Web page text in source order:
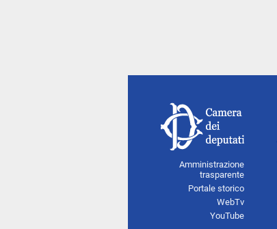
Amministrazione
trasparente
Portale storico
WebTv
YouTube